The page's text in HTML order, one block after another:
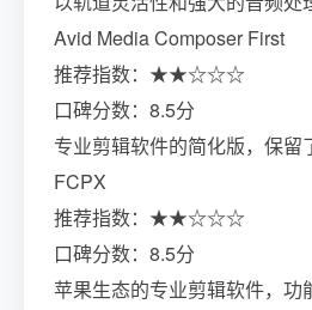
Avid Media Composer First
推荐指数：★★☆☆☆
口碑分数：8.5分
专业剪辑软件的简化版，保
FCPX
推荐指数：★★☆☆☆
口碑分数：8.5分
苹果生态的专业剪辑软件，